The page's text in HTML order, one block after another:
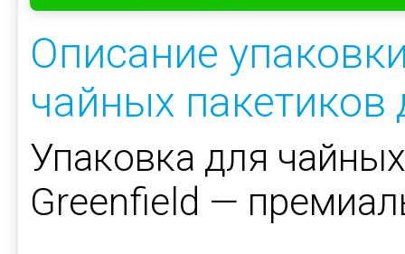
Описание
чайных пакетиков
Упаковка для
Greenfield —